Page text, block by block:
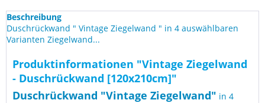
Beschreibung
Duschrückwand " Vintage Ziegelwand " in 4 auswählbaren
Varianten Ziegelwand...
Produktinformationen "Vintage Ziegelwand
- Duschrückwand [120x210cm]"
Duschrückwand "Vintage Ziegelwand" in 4